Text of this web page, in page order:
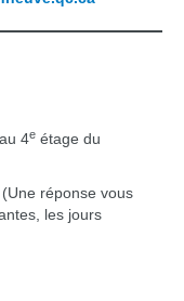
4e étage du
(Une réponse vous
les jours